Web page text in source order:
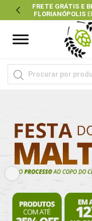
FRETE GRÁTIS E
FLORIANÓPOLIS
Previous
Pesquisar
produtos
Previous